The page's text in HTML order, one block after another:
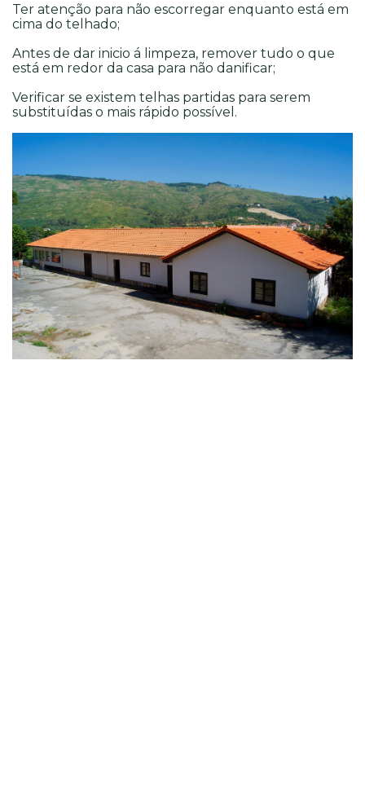
Ter atenção para não escorregar enquanto está em
cima do telhado;
Antes de dar inicio á limpeza, remover tudo o que
está em redor da casa para não danificar;
Verificar se existem telhas partidas para serem
substituídas o mais rápido possível.